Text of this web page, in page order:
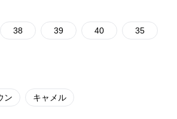
38 39 40 35
ン キャメル